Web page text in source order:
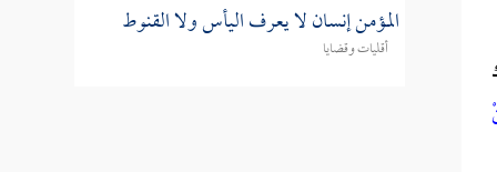
المؤمن إنسان لا يعرف اليأس ولا القنوط
أقليات وقضايا